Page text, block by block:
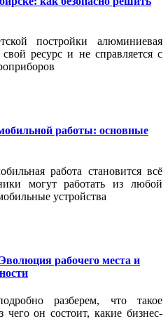
постройки алюминиевая
ресурс и не справляется с
работы: основные
работа становится всё
могут работать из любой
устройства
рабочего места и
разберем, что такое
он состоит, какие бизнес-